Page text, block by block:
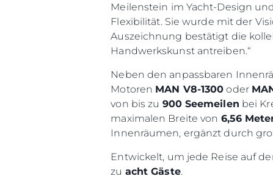
Meilenstein im Yacht-Design
Flexibilität. Sie wurde mit der
Auszeichnung bestätigt die
Handwerkskunst antreiben.“
Neben den anpassbaren
Motoren MAN V8-1300 oder
von bis zu 900 Seemeilen bei
maximalen Breite von 6,56
Innenräumen, ergänzt durch
Entwickelt, um jede Reise auf
zu acht Gäste.